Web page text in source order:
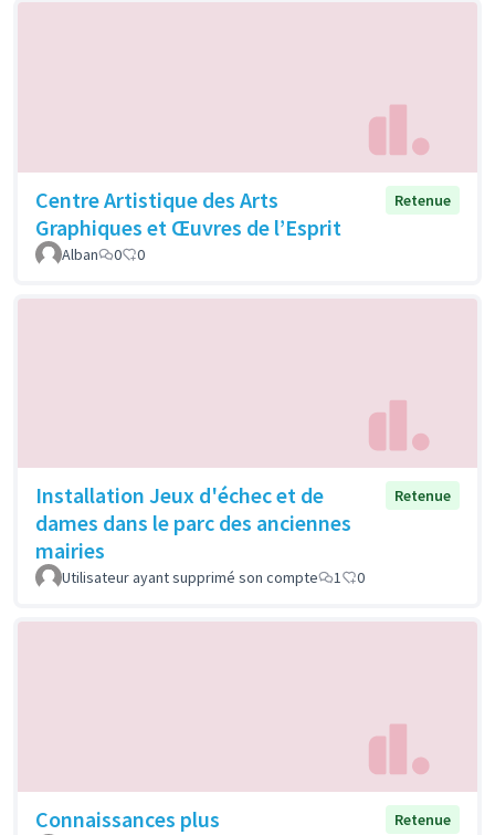
Centre Artistique des Arts
Graphiques et Œuvres de l’Esprit
Retenue
Alban 0 0
Installation Jeux d'échec et de
dames dans le parc des anciennes
mairies
Retenue
Utilisateur ayant supprimé son compte 1 0
Connaissances plus
Retenue